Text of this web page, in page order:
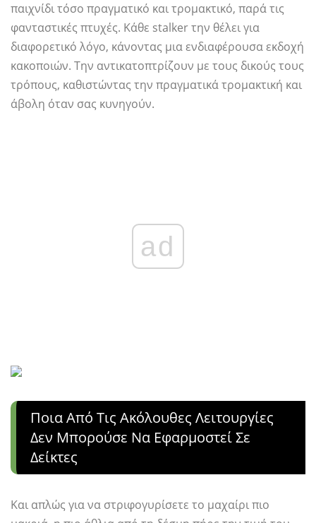
παιχνίδι τόσο πραγματικό και τρομακτικό, παρά τις
φανταστικές πτυχές. Κάθε stalker την θέλει για
διαφορετικό λόγο, κάνοντας μια ενδιαφέρουσα εκδοχή
κακοποιών. Την αντικατοπτρίζουν με τους δικούς τους
τρόπους, καθιστώντας την πραγματικά τρομακτική και
άβολη όταν σας κυνηγούν.
ad
Ποια Από Τις Ακόλουθες Λειτουργίες
Δεν Μπορούσε Να Εφαρμοστεί Σε
Δείκτες
Και απλώς για να στριφογυρίσετε το μαχαίρι πιο